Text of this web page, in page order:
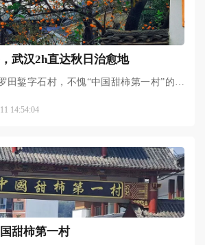
武汉2h直达秋日治愈地
田錾字石村，不愧“中国甜柿第一村”的称
今14:54:04
甜柿第一村